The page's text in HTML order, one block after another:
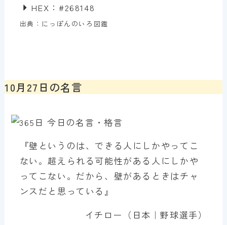
HEX：#268148
出典：にっぽんのいろ図鑑
10月27日の名言
『壁というのは、できる人にしかやってこ
ない。超えられる可能性がある人にしかや
ってこない。だから、壁があるときはチャ
ンスだと思っている』
イチロー（日本｜野球選手）